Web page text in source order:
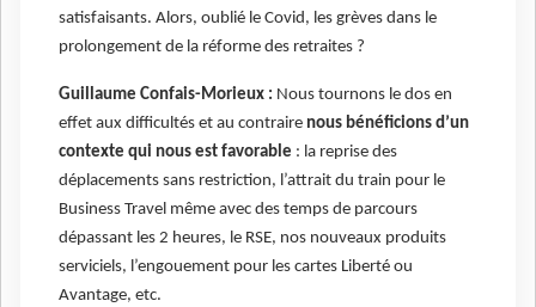
satisfaisants. Alors, oublié le Covid, les grèves dans le
prolongement de la réforme des retraites ?
Guillaume Confais-Morieux : Nous tournons le dos en
effet aux difficultés et au contraire nous bénéficions d’un
contexte qui nous est favorable : la reprise des
déplacements sans restriction, l’attrait du train pour le
Business Travel même avec des temps de parcours
dépassant les 2 heures, le RSE, nos nouveaux produits
serviciels, l’engouement pour les cartes Liberté ou
Avantage, etc.